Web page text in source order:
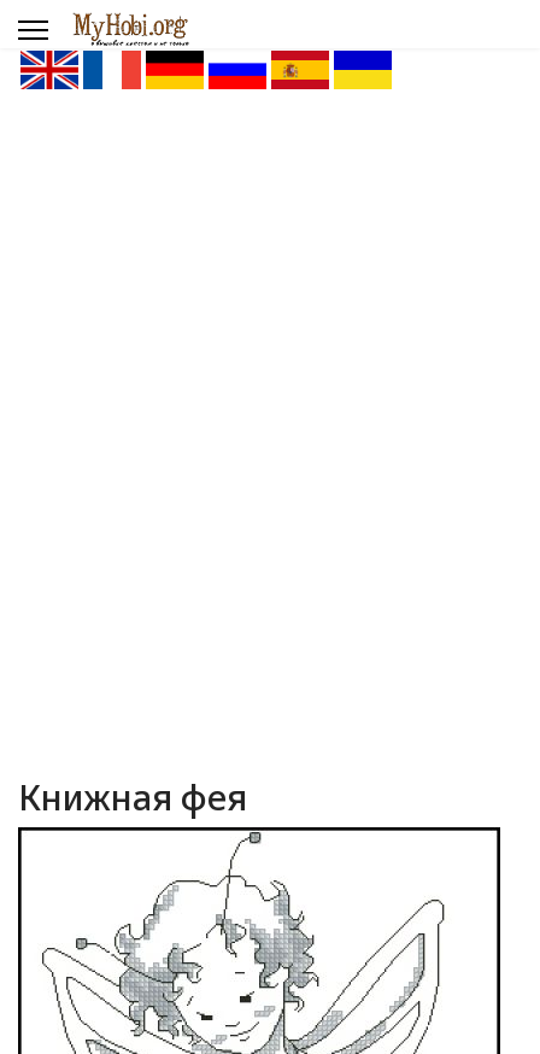
Книжная фея